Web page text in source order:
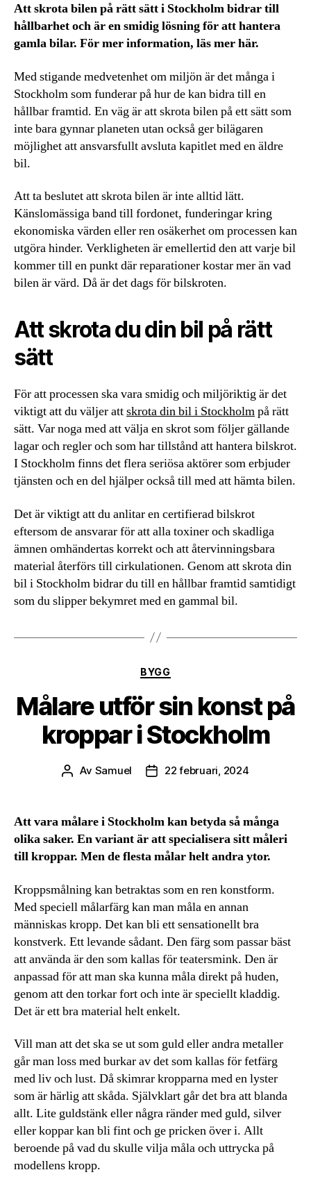
Att skrota bilen på rätt sätt i Stockholm bidrar till
hållbarhet och är en smidig lösning för att hantera
gamla bilar. För mer information, läs mer här.
Med stigande medvetenhet om miljön är det många i
Stockholm som funderar på hur de kan bidra till en
hållbar framtid. En väg är att skrota bilen på ett sätt som
inte bara gynnar planeten utan också ger bilägaren
möjlighet att ansvarsfullt avsluta kapitlet med en äldre
bil.
Att ta beslutet att skrota bilen är inte alltid lätt.
Känslomässiga band till fordonet, funderingar kring
ekonomiska värden eller ren osäkerhet om processen kan
utgöra hinder. Verkligheten är emellertid den att varje bil
kommer till en punkt där reparationer kostar mer än vad
bilen är värd. Då är det dags för bilskroten.
Att skrota du din bil på rätt
sätt
För att processen ska vara smidig och miljöriktig är det
viktigt att du väljer attskrota din bil i Stockholmpå rätt
sätt. Var noga med att välja en skrot som följer gällande
lagar och regler och som har tillstånd att hantera bilskrot.
I Stockholm finns det flera seriösa aktörer som erbjuder
tjänsten och en del hjälper också till med att hämta bilen.
Det är viktigt att du anlitar en certifierad bilskrot
eftersom de ansvarar för att alla toxiner och skadliga
ämnen omhändertas korrekt och att återvinningsbara
material återförs till cirkulationen. Genom att skrota din
bil i Stockholm bidrar du till en hållbar framtid samtidigt
som du slipper bekymret med en gammal bil.
Kategorier
BYGG
Målare utför sin konst på
kroppar i Stockholm
Inläggsförfattare
Av Samuel Inläggsdatum
22 februari, 2024
Att vara målare i Stockholm kan betyda så många
olika saker. En variant är att specialisera sitt måleri
till kroppar. Men de flesta målar helt andra ytor.
Kroppsmålning kan betraktas som en ren konstform.
Med speciell målarfärg kan man måla en annan
människas kropp. Det kan bli ett sensationellt bra
konstverk. Ett levande sådant. Den färg som passar bäst
att använda är den som kallas för teatersmink. Den är
anpassad för att man ska kunna måla direkt på huden,
genom att den torkar fort och inte är speciellt kladdig.
Det är ett bra material helt enkelt.
Vill man att det ska se ut som guld eller andra metaller
går man loss med burkar av det som kallas för fetfärg
med liv och lust. Då skimrar kropparna med en lyster
som är härlig att skåda. Självklart går det bra att blanda
allt. Lite guldstänk eller några ränder med guld, silver
eller koppar kan bli fint och ge pricken över i. Allt
beroende på vad du skulle vilja måla och uttrycka på
modellens kropp.